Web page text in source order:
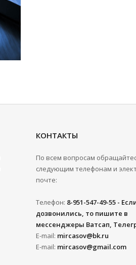
КОНТАКТЫ
По всем вопросам
следующим телефонам и
почте:
Телефон: 8-951-547-49-55 -
дозвонились, то пишите в
мессенджеры Ватсап,
E-mail: mircasov@bk.ru
E-mail: mircasov@gmail.com